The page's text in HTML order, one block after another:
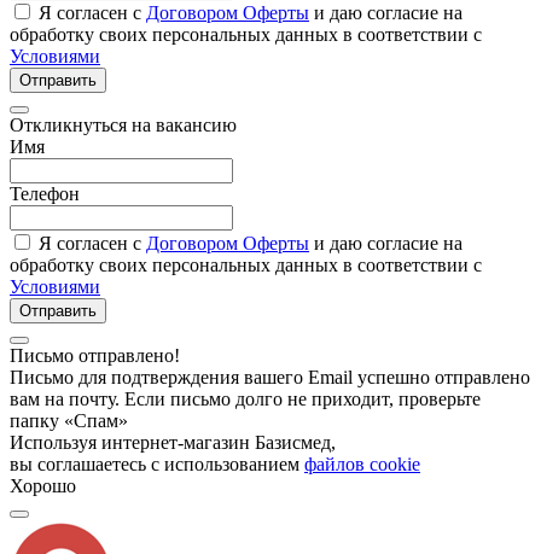
Я согласен с Договором Оферты и даю согласие на
обработку своих персональных данных в соответствии с
Условиями
Отправить
Откликнуться на вакансию
Имя
Телефон
Я согласен с Договором Оферты и даю согласие на
обработку своих персональных данных в соответствии с
Условиями
Отправить
Письмо отправлено!
Письмо для подтверждения вашего Email успешно отправлено
вам на почту. Если письмо долго не приходит, проверьте
папку «Спам»
Используя интернет-магазин Базисмед,
вы соглашаетесь с использованием файлов cookie
Хорошо